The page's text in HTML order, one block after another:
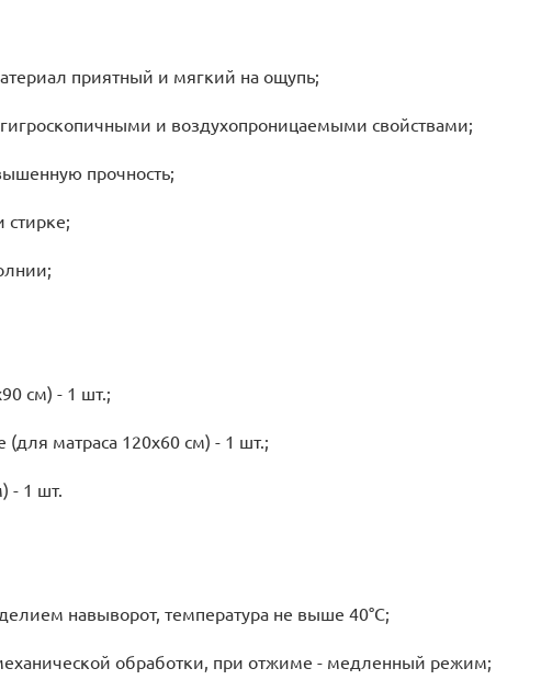
приятный и мягкий на ощупь;
и воздухопроницаемыми свойствами;
прочность;
стирке;
см) - 1 шт.;
(для матраса 120х60 см) - 1 шт.;
- 1 шт.
навыворот, температура не выше 40°C;
обработки, при отжиме - медленный режим;